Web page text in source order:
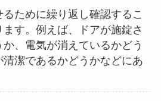
ために繰り返し確認するこ
ます。例えば、ドアが施錠さ
、電気が消えているかどう
清潔であるかどうかなどにあ